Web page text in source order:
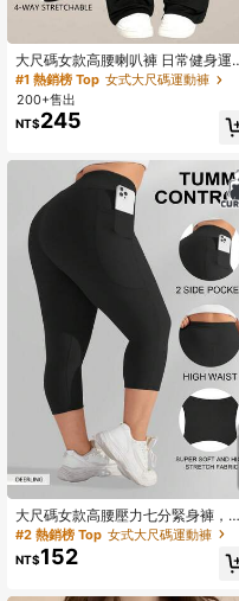
大尺碼女款高腰喇叭褲 日常健身運
緊身褲，女款高腰交叉設計喇叭緊身
褲
#1 熱銷榜 Top 女式大尺碼運動褲
200+售出
NT$245
大尺碼女款高腰壓力七分緊身褲，彈
性瑜伽褲 (XL-5X) - 彈性纖維彈性修
身運動休閒褲
#2 熱銷榜 Top 女式大尺碼運動褲
NT$152